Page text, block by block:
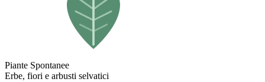
Piante Spontanee
Erbe, fiori e arbusti selvatici